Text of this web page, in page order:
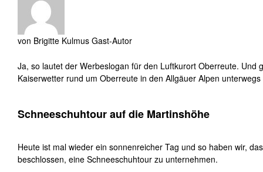
von Brigitte Kulmus Gast-Autor
Ja, so lautet der Werbeslogan für den Luftkurort Oberreute. Und
Kaiserwetter rund um Oberreute in den Allgäuer Alpen unterwegs
Schneeschuhtour auf die Martinshöhe
Heute ist mal wieder ein sonnenreicher Tag und so haben wir,
beschlossen, eine Schneeschuhtour zu unternehmen.